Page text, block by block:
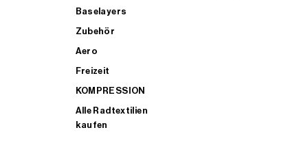
Baselayers
Zubehör
Aero
Freizeit
KOMPRESSION
Alle Radtextilien
kaufen